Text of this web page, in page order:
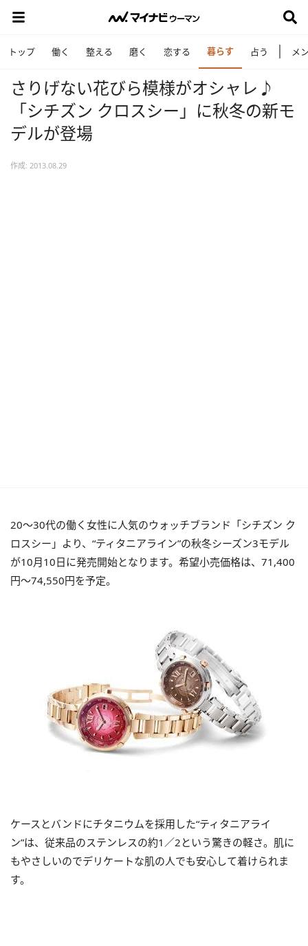
トップ 働く 整える 磨く 恋する 暮らす 占う メ
さりげない花びら模様がオシャレ♪
「シチズン クロスシー」に秋冬の新モ
デルが登場
作成: 2013.08.29
20～30代の働く女性に人気のウォッチブランド「シチズン ク
ロスシー」より、“ティタニアライン”の秋冬シーズン3モデル
が10月10日に発売開始となります。希望小売価格は、71,400
円～74,550円を予定。
ケースとバンドにチタニウムを採用した“ティタニアライ
ン”は、従来品のステンレスの約1／2という驚きの軽さ。肌に
もやさしいのでデリケートな肌の人でも安心して着けられま
す。